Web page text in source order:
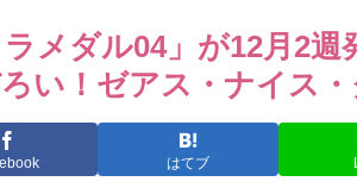
メダル04」が12月2週
い！ゼアス・ナイス
はてブ